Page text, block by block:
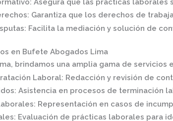
: Asegura que las prácticas laborales
: Garantiza que los derechos de
: Facilita la mediación y solución de
en Bufete Abogados Lima
, brindamos una amplia gama de
Laboral: Redacción y revisión de
: Asistencia en procesos de terminación
: Representación en casos de
: Evaluación de prácticas laborales para